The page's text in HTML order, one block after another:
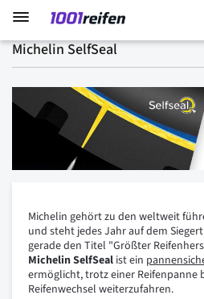
Michelin SelfSeal
Michelin gehört zu den weltweit
und steht jedes Jahr auf dem
gerade den Titel "Größter
Michelin SelfSeal ist ein
ermöglicht, trotz einer Reifenpanne
Reifenwechsel weiterzufahren.